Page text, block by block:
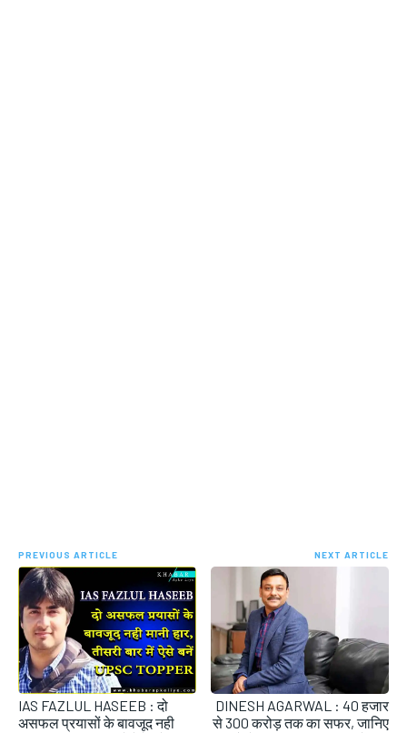
PREVIOUS ARTICLE
IAS FAZLUL HASEEB : दो
असफल प्रयासों के बावजूद नही
NEXT ARTICLE
DINESH AGARWAL : 40 हजार
से 300 करोड़ तक का सफर, जानिए